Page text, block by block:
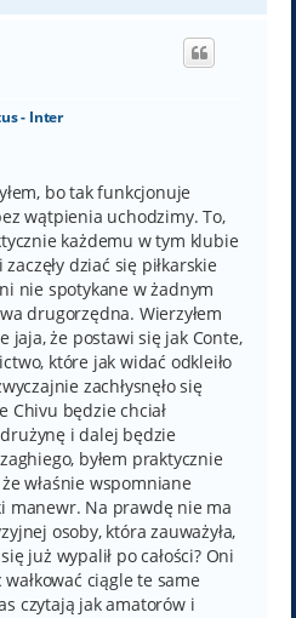
g
- Inter
bo tak funkcjonuje
wątpienia uchodzimy. To,
każdemu w tym klubie
dziać się piłkarskie
nie spotykane w żadnym
drugorzędna. Wierzyłem
jaja, że postawi się jak Conte,
które jak widać odkleiło
zachłysnęło się
Chivu będzie chciał
i dalej będzie
byłem praktycznie
właśnie wspomniane
manewr. Na prawdę nie ma
osoby, która zauważyła,
już wypalił po całości? Oni
ciągle te same
czytają jak amatorów i